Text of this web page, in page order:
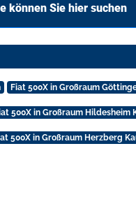
können Sie hier suchen
Fiat 500X in Großraum
500X in Großraum Hildesheim
500X in Großraum Herzberg